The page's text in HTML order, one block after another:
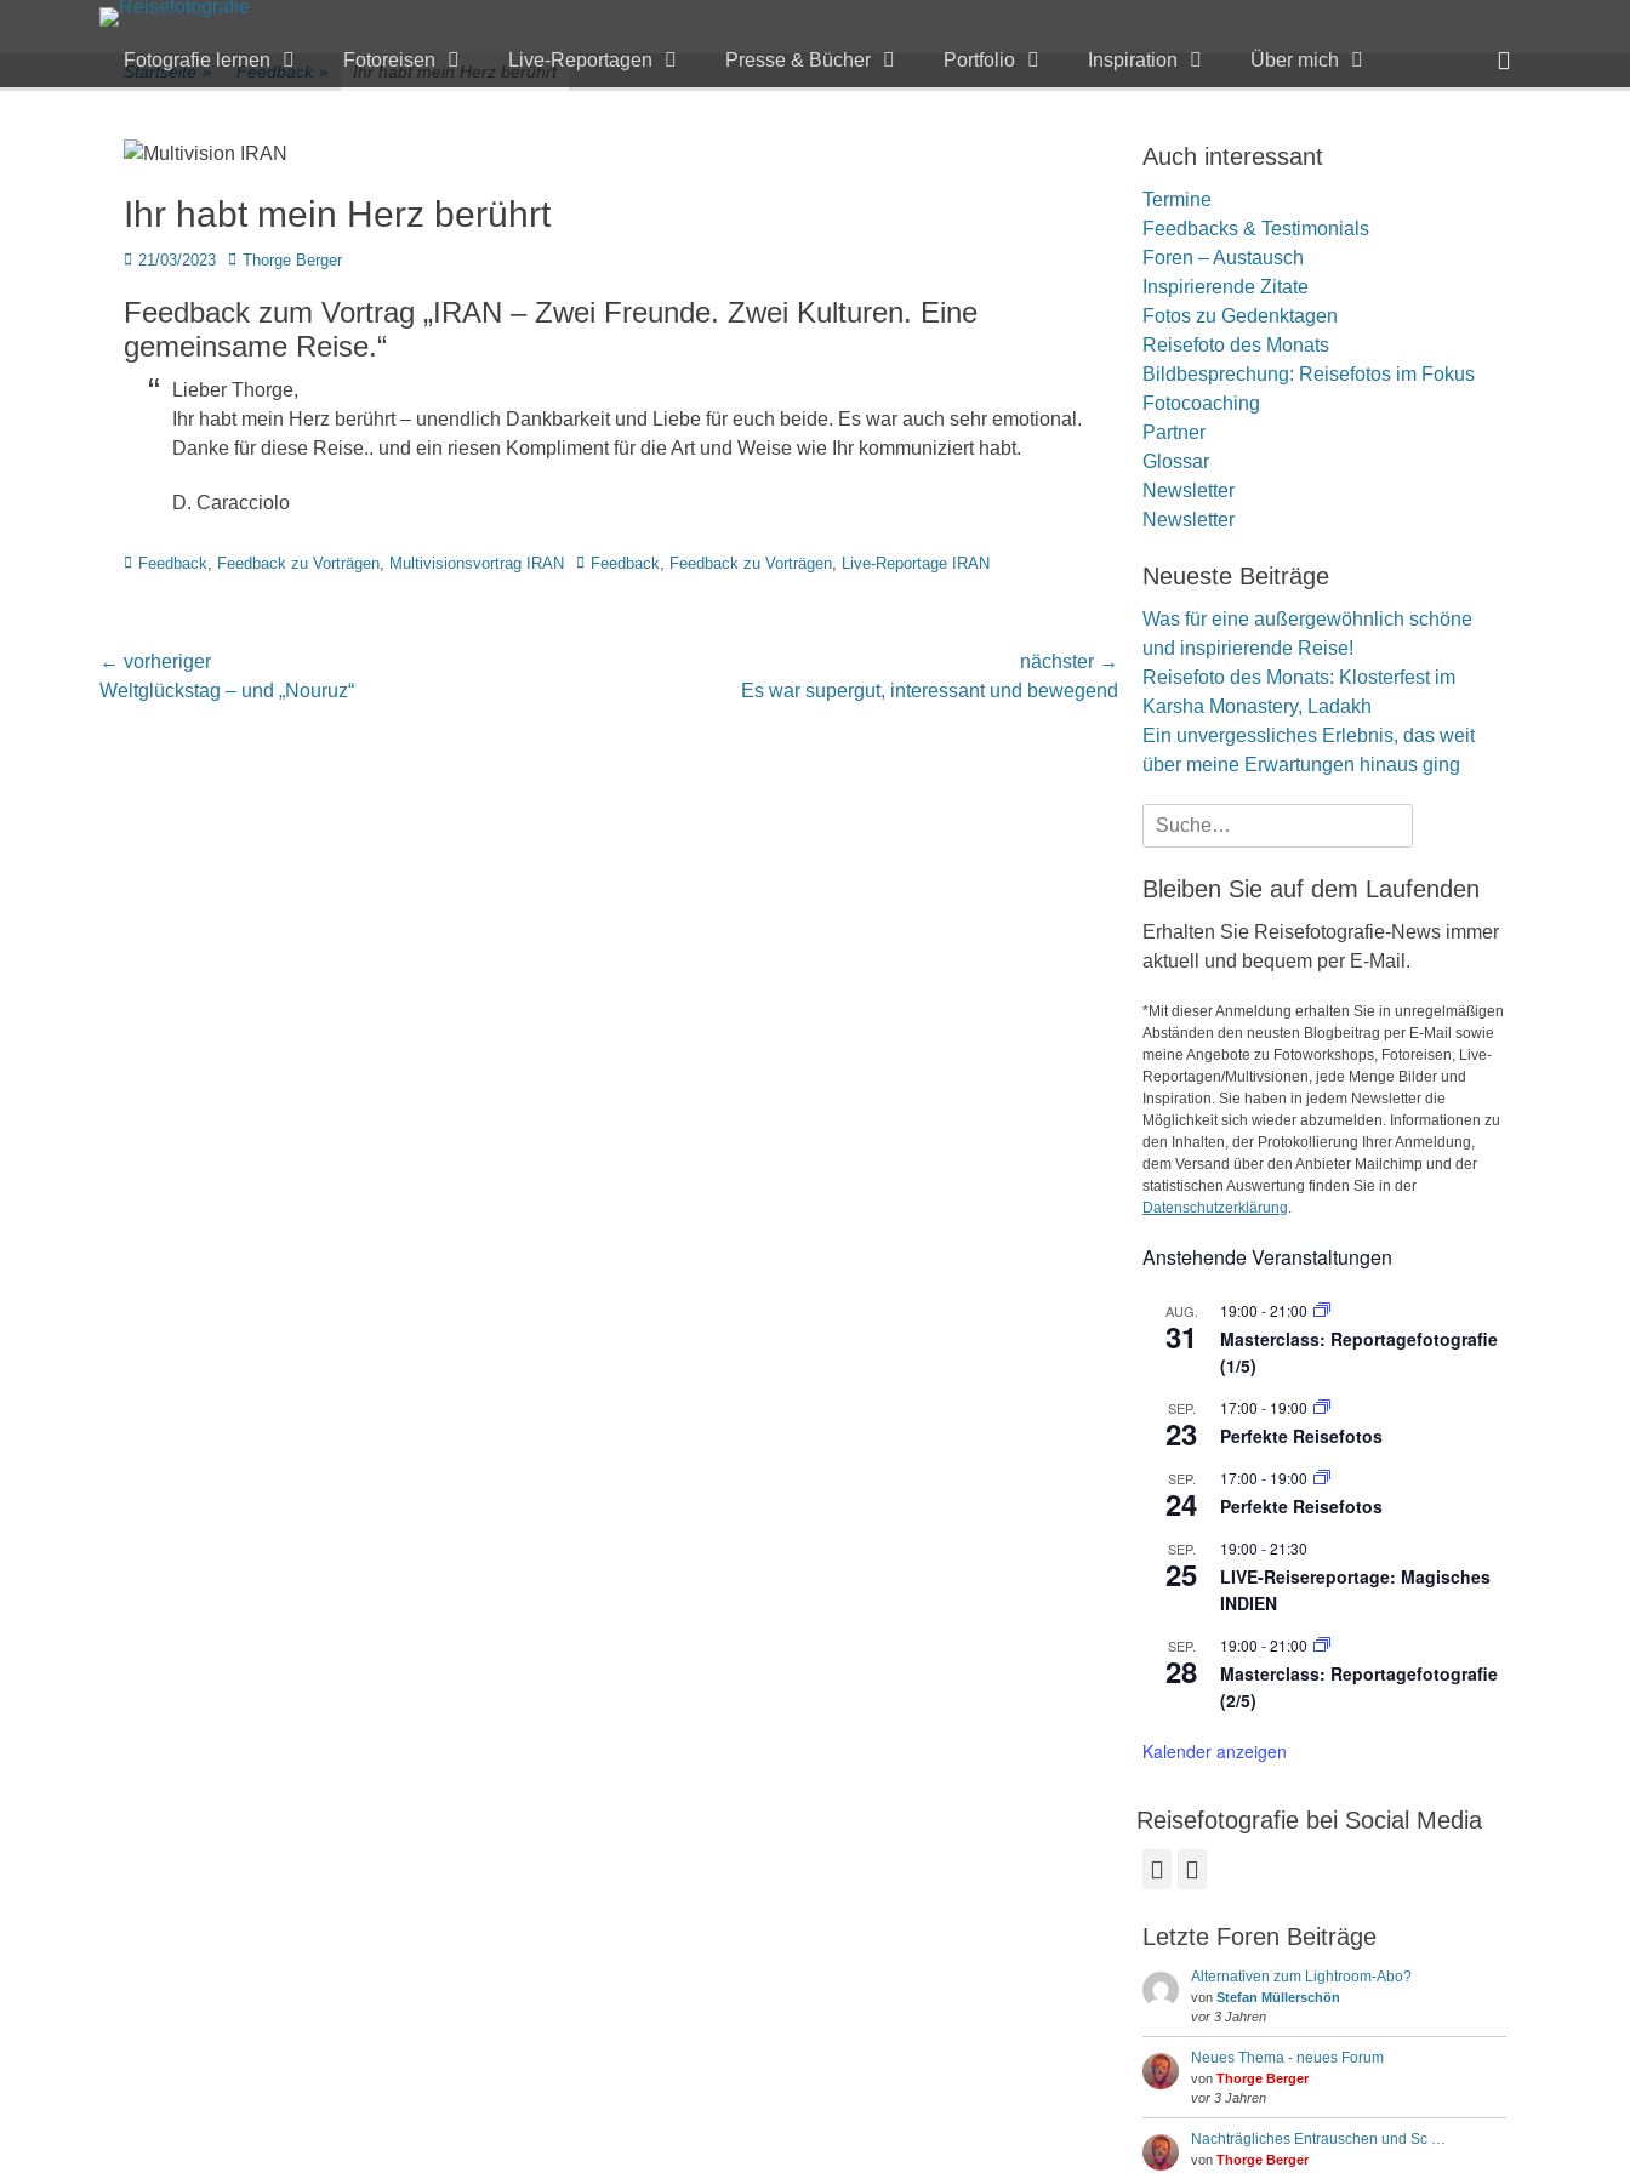
zum
überspringen
Primärmenü
Fotografie lernen Fotoreisen Live-Reportagen Presse & Bücher Portfolio Inspiration Über mich
Toggle
Startseite » Feedback » Ihr habt mein Herz berührt
Ihr habt mein Herz berührt
Veröffentlicht
21/03/2023 Author
Thorge Berger
Feedback zum Vortrag „IRAN – Zwei Freunde. Zwei Kulturen. Eine
gemeinsame Reise.“
Lieber Thorge,
Ihr habt mein Herz berührt – unendlich Dankbarkeit und Liebe für euch beide. Es war auch sehr emotional.
Danke für diese Reise.. und ein riesen Kompliment für die Art und Weise wie Ihr kommuniziert habt.
D. Caracciolo
Kategorien
Feedback, Feedback zu Vorträgen, Multivisionsvortrag IRAN TagsFeedback, Feedback zu Vorträgen, Live-Reportage IRAN
Beitragsnavigation
← vorheriger
Vorheriger
Weltglückstag – und „Nouruz“
nächster →
Es war supergut, interessant und bewegend
Auch interessant
Termine
Feedbacks & Testimonials
Foren – Austausch
Inspirierende Zitate
Fotos zu Gedenktagen
Reisefoto des Monats
Bildbesprechung: Reisefotos im Fokus
Fotocoaching
Partner
Glossar
Newsletter
Newsletter
Neueste Beiträge
Was für eine außergewöhnlich schöne
und inspirierende Reise!
Reisefoto des Monats: Klosterfest im
Karsha Monastery, Ladakh
Ein unvergessliches Erlebnis, das weit
über meine Erwartungen hinaus ging
Suche
nach:
Bleiben Sie auf dem Laufenden
Erhalten Sie Reisefotografie-News immer
aktuell und bequem per E-Mail.
*Mit dieser Anmeldung erhalten Sie in unregelmäßigen
Abständen den neusten Blogbeitrag per E-Mail sowie
meine Angebote zu Fotoworkshops, Fotoreisen, Live-
Reportagen/Multivsionen, jede Menge Bilder und
Inspiration. Sie haben in jedem Newsletter die
Möglichkeit sich wieder abzumelden. Informationen zu
den Inhalten, der Protokollierung Ihrer Anmeldung,
dem Versand über den Anbieter Mailchimp und der
statistischen Auswertung finden Sie in der
Datenschutzerklärung.
Anstehende Veranstaltungen
AUG.
31
19:00 -21:00
Masterclass: Reportagefotografie
(1/5)
SEP.
23
17:00 - 19:00
Perfekte Reisefotos
SEP.
24
17:00 - 19:00
Perfekte Reisefotos
SEP.
25
19:00 -21:30
LIVE-Reisereportage: Magisches
INDIEN
SEP.
28
19:00 -21:00
Masterclass: Reportagefotografie
(2/5)
Kalender anzeigen
Reisefotografie bei Social Media
Facebook
Letzte Foren Beiträge
Alternativen zum Lightroom-Abo?
von Stefan Müllerschön
vor 3 Jahren
Neues Thema - neues Forum
von Thorge Berger
vor 3 Jahren
Nachträgliches Entrauschen und Sc …
von Thorge Berger